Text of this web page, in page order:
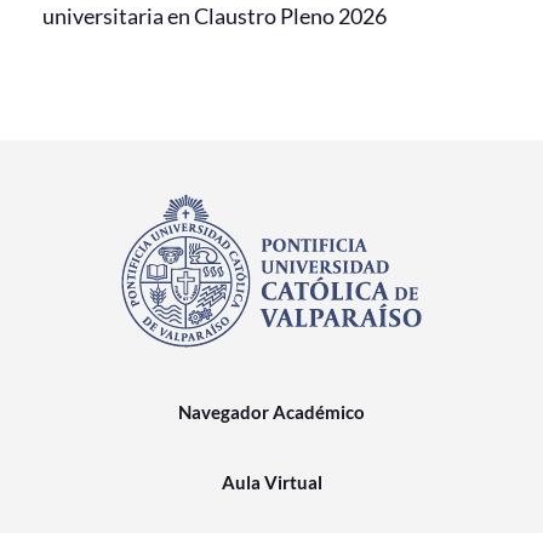
universitaria en Claustro Pleno 2026
Navegador Académico
Aula Virtual